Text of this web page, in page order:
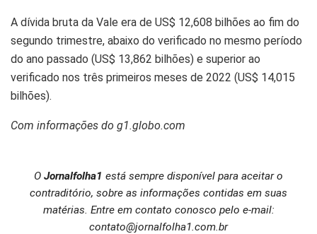
A dívida bruta da Vale era de US$ 12,608 bilhões ao fim do
segundo trimestre, abaixo do verificado no mesmo período
do ano passado (US$ 13,862 bilhões) e superior ao
verificado nos três primeiros meses de 2022 (US$ 14,015
bilhões).
Com informações do g1.globo.com
O Jornalfolha1 está sempre disponível para aceitar o
contraditório, sobre as informações contidas em suas
matérias. Entre em contato conosco pelo e-mail:
contato@jornalfolha1.com.br